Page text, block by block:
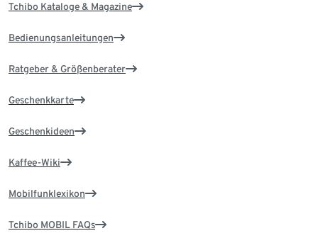
Tchibo Kataloge & Magazine
Bedienungsanleitungen
Ratgeber & Größenberater
Geschenkkarte
Geschenkideen
Kaffee-Wiki
Mobilfunklexikon
Tchibo MOBIL FAQs